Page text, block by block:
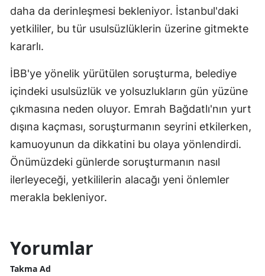
daha da derinleşmesi bekleniyor. İstanbul'daki
yetkililer, bu tür usulsüzlüklerin üzerine gitmekte
kararlı.
İBB'ye yönelik yürütülen soruşturma, belediye
içindeki usulsüzlük ve yolsuzlukların gün yüzüne
çıkmasına neden oluyor. Emrah Bağdatlı'nın yurt
dışına kaçması, soruşturmanın seyrini etkilerken,
kamuoyunun da dikkatini bu olaya yönlendirdi.
Önümüzdeki günlerde soruşturmanın nasıl
ilerleyeceği, yetkililerin alacağı yeni önlemler
merakla bekleniyor.
Yorumlar
Takma Ad